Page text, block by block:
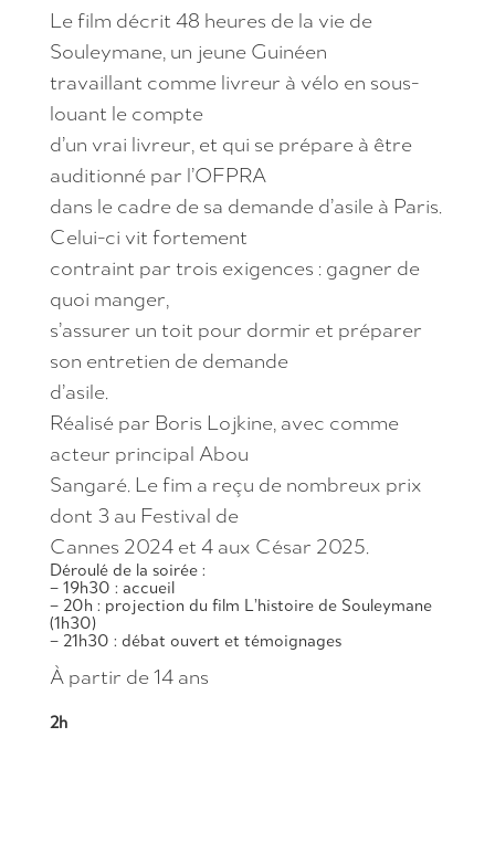
Le film décrit 48 heures de la vie de
Souleymane, un jeune Guinéen
travaillant comme livreur à vélo en sous-
louant le compte
d’un vrai livreur, et qui se prépare à être
auditionné par l’OFPRA
dans le cadre de sa demande d’asile à Paris.
Celui-ci vit fortement
contraint par trois exigences : gagner de
quoi manger,
s’assurer un toit pour dormir et préparer
son entretien de demande
d’asile.
Réalisé par Boris Lojkine, avec comme
acteur principal Abou
Sangaré. Le fim a reçu de nombreux prix
dont 3 au Festival de
Cannes 2024 et 4 aux César 2025.
Déroulé de la soirée :
– 19h30 : accueil
– 20h : projection du film L’histoire de Souleymane
(1h30)
– 21h30 : débat ouvert et témoignages
À partir de 14 ans
2h